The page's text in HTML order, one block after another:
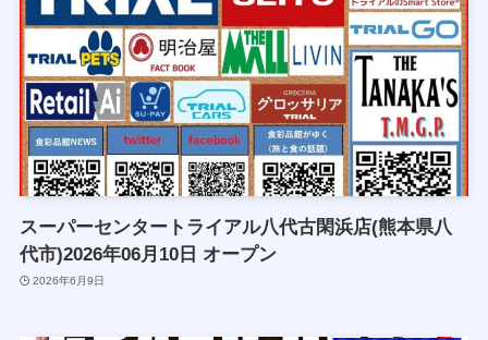
スーパーセンタートライアル八代古閑浜店(熊本県八
代市)2026年06月10日 オープン
2026年6月9日